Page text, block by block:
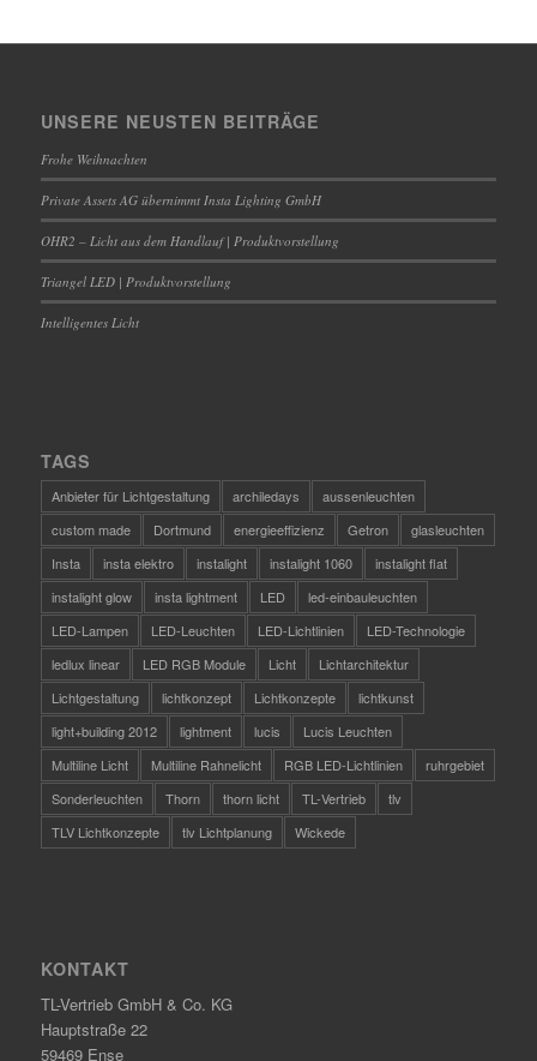
UNSERE NEUSTEN BEITRÄGE
Frohe Weihnachten
Private Assets AG übernimmt Insta Lighting GmbH
OHR2 – Licht aus dem Handlauf | Produktvorstellung
Triangel LED | Produktvorstellung
Intelligentes Licht
TAGS
Anbieter für Lichtgestaltung archiledays
aussenleuchten
custom made
Dortmund energieeffizienz Getron
glasleuchten
Insta
insta elektro instalight instalight 1060
instalight flat
instalight glow
insta lightment LED
led-einbauleuchten
LED-Lampen
LED-Leuchten LED-Lichtlinien
LED-Technologie
ledlux linear
LED RGB Module Licht
Lichtarchitektur
Lichtgestaltung
lichtkonzept Lichtkonzepte
lichtkunst
light+building 2012
lightment lucis
Lucis Leuchten
Multiline Licht
Multiline Rahnelicht RGB LED-Lichtlinien
ruhrgebiet
Sonderleuchten
Thorn thorn licht TL-Vertrieb
tlv
TLV Lichtkonzepte
tlv Lichtplanung Wickede
KONTAKT
TL-Vertrieb GmbH & Co. KG
Hauptstraße 22
59469 Ense